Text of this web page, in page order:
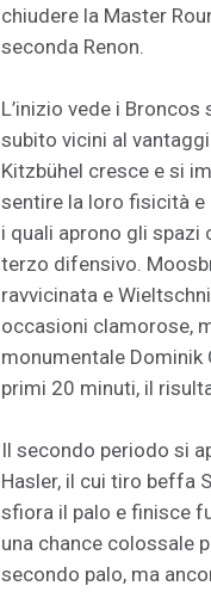
chiudere la Master
seconda Renon.
L’inizio vede i
subito vicini al
Kitzbühel cresce e si
sentire la loro fisicità
i quali aprono gli spazi
terzo difensivo.
ravvicinata e
occasioni clamorose,
monumentale Dominik
primi 20 minuti, il
Il secondo periodo si
Hasler, il cui tiro beffa
sfiora il palo e finisce
una chance colossale
secondo palo, ma